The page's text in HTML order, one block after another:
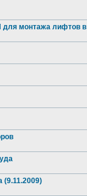
монтажа лифтов в